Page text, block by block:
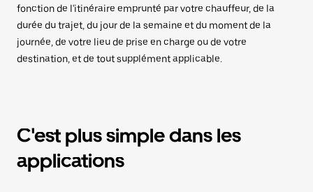
fonction de l'itinéraire emprunté par votre chauffeur, de la
durée du trajet, du jour de la semaine et du moment de la
journée, de votre lieu de prise en charge ou de votre
destination, et de tout supplément applicable.
C'est plus simple dans les
applications